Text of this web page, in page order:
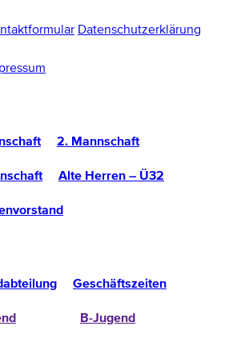
Datenschutzerklärung
2. Mannschaft
Alte Herren – Ü32
Geschäftszeiten
B-Jugend